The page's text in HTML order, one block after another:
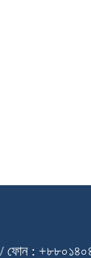
/ ফোন :